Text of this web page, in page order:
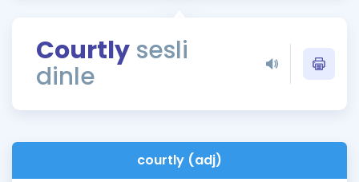
Rehberlik Aracı
ÖSYM Sınav Takvimi
Courtly sesli
dinle
courtly (adj)